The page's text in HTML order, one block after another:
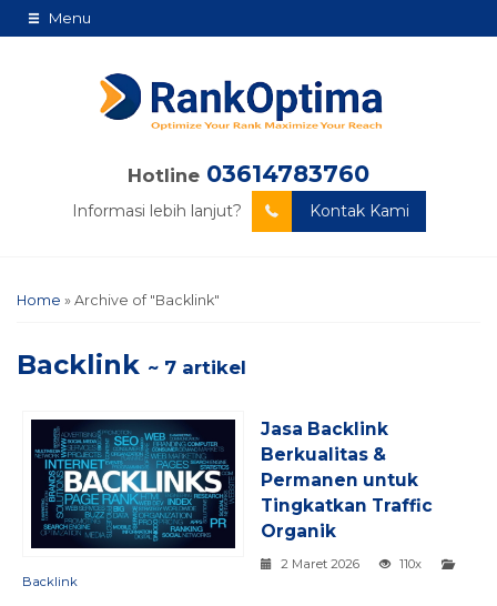
Menu
Hotline 03614783760
Informasi lebih lanjut? Kontak Kami
Home » Archive of "Backlink"
Backlink ~ 7 artikel
Jasa Backlink
Berkualitas &
Permanen untuk
Tingkatkan Traffic
Organik
2 Maret 2026
110x
Backlink